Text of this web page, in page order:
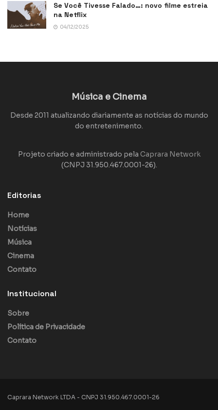
Se Você Tivesse Falado…: novo filme estreia
na Netflix
04/12/2025
Música e Cinema
Desde 2011 atualizando diariamente as notícias do mundo
do entretenimento.
Projeto criado e administrado pela Caprara Network
(CNPJ 31.950.467.0001-26).
Editorias
Home
Notícias
Música
Cinema
Contato
Institucional
Sobre
Política de Privacidade
Contato
Caprara Network LTDA - CNPJ 31.950.467.0001-26